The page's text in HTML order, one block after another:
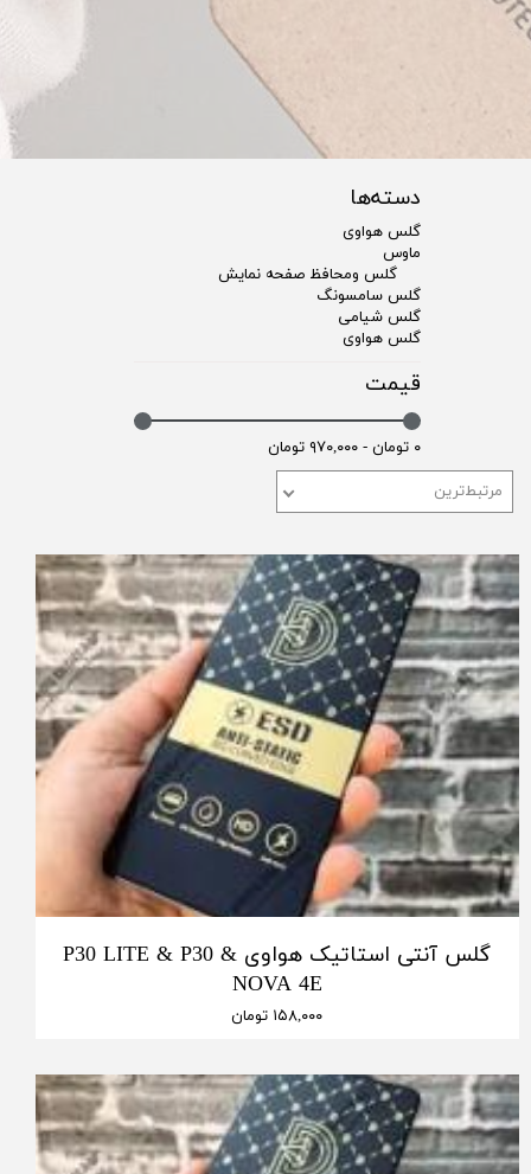
دسته‌ها
گلس هواوی
ماوس
گلس ومحافظ صفحه نمایش
گلس سامسونگ
گلس شیامی
گلس هواوی
قیمت
۰ تومان - ۹۷۰,۰۰۰ تومان
مرتبط‌ترین
گلس آنتی استاتیک هواوی P30 LITE & P30 &
NOVA 4E
۱۵۸,۰۰۰ تومان